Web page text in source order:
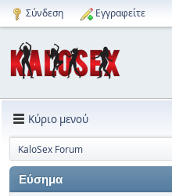
Σύνδεση Εγγραφείτε
Κύριο μενού
KaloSex Forum
Εύσημα